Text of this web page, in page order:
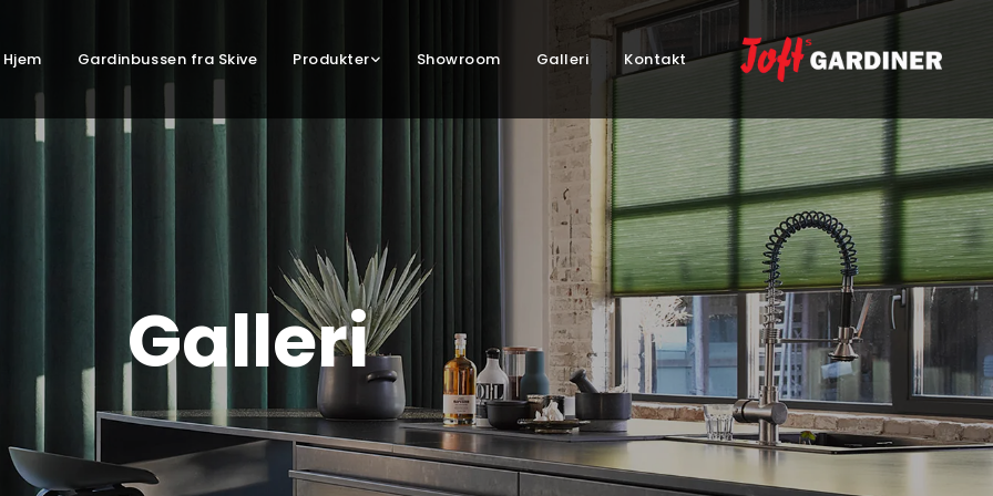
Hjem Gardinbussen fra Skive Produkter Showroom Galleri Kontakt
Galleri